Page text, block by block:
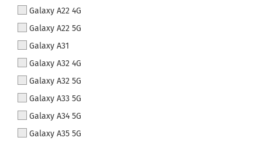
Galaxy A22 4G
Galaxy A22 5G
Galaxy A31
Galaxy A32 4G
Galaxy A32 5G
Galaxy A33 5G
Galaxy A34 5G
Galaxy A35 5G